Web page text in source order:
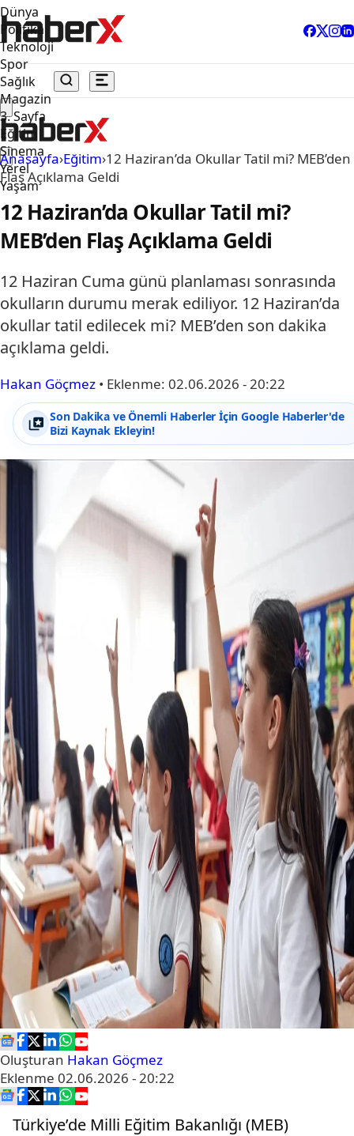
Dünya
Politika
Teknoloji
Spor
Sağlık
Magazin
3. Sayfa
Eğitim
Sinema
Yerel
Yaşam
Anasayfa›Eğitim›12 Haziran’da Okullar Tatil mi? MEB’den
Flaş Açıklama Geldi
12 Haziran’da Okullar Tatil mi?
MEB’den Flaş Açıklama Geldi
12 Haziran Cuma günü planlaması sonrasında
okulların durumu merak ediliyor. 12 Haziran’da
okullar tatil edilecek mi? MEB’den son dakika
açıklama geldi.
Hakan Göçmez • Eklenme: 02.06.2026 - 20:22
Son Dakika ve Önemli Haberler İçin Google Haberler'de
Bizi Kaynak Ekleyin!
Oluşturan Hakan Göçmez
Eklenme 02.06.2026 - 20:22
Türkiye’de Milli Eğitim Bakanlığı (MEB)